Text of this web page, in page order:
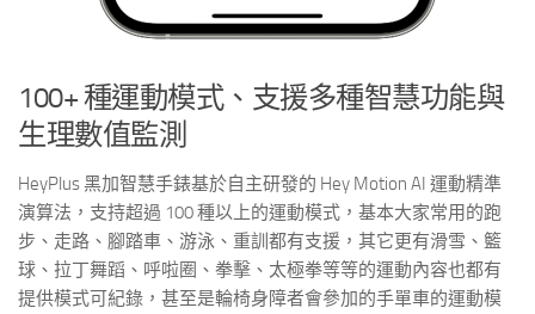
100+ 種運動模式、支援多種智慧功能與
生理數值監測
HeyPlus 黑加智慧手錶基於自主研發的 Hey Motion AI 運動精準
演算法，支持超過 100 種以上的運動模式，基本大家常用的跑
步、走路、腳踏車、游泳、重訓都有支援，其它更有滑雪、籃
球、拉丁舞蹈、呼啦圈、拳擊、太極拳等等的運動內容也都有
提供模式可紀錄，甚至是輪椅身障者會參加的手單車的運動模